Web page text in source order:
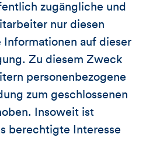
zugängliche und
nur diesen
Informationen auf dieser
Zu diesem Zweck
personenbezogene
zum geschlossenen
Insoweit ist
berechtigte Interesse